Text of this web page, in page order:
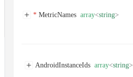
MetricNames array<string>
AndroidInstanceIds array<string>